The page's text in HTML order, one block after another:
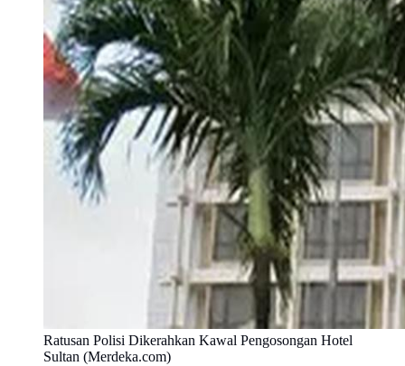
Ratusan Polisi Dikerahkan Kawal Pengosongan Hotel
Sultan (Merdeka.com)